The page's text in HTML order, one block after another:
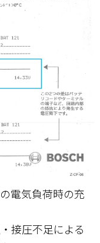
電気負荷時の充
接圧不足による